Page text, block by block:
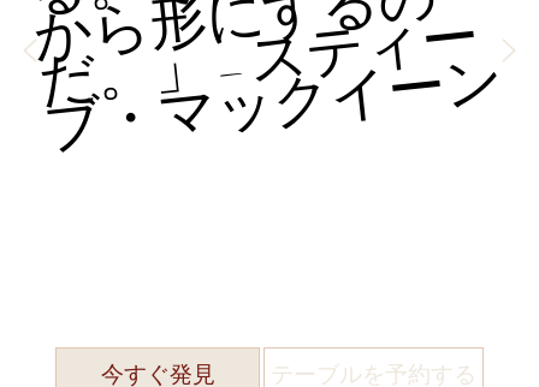
ー
ン
今すぐ発見 テーブルを予約する